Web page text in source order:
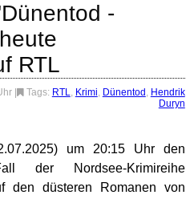
-
RTL
Tags: RTL, Krimi, Dünentod , Hendrik
Duryn
um 20:15 Uhr den
der Nordsee-Krimireihe
den düsteren Romanen von